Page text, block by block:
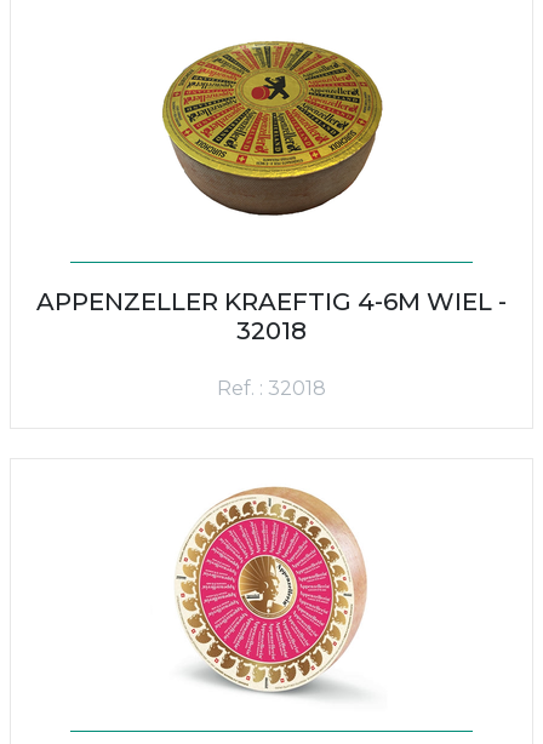
APPENZELLER KRAEFTIG 4-6M WIEL -
32018
Ref. : 32018